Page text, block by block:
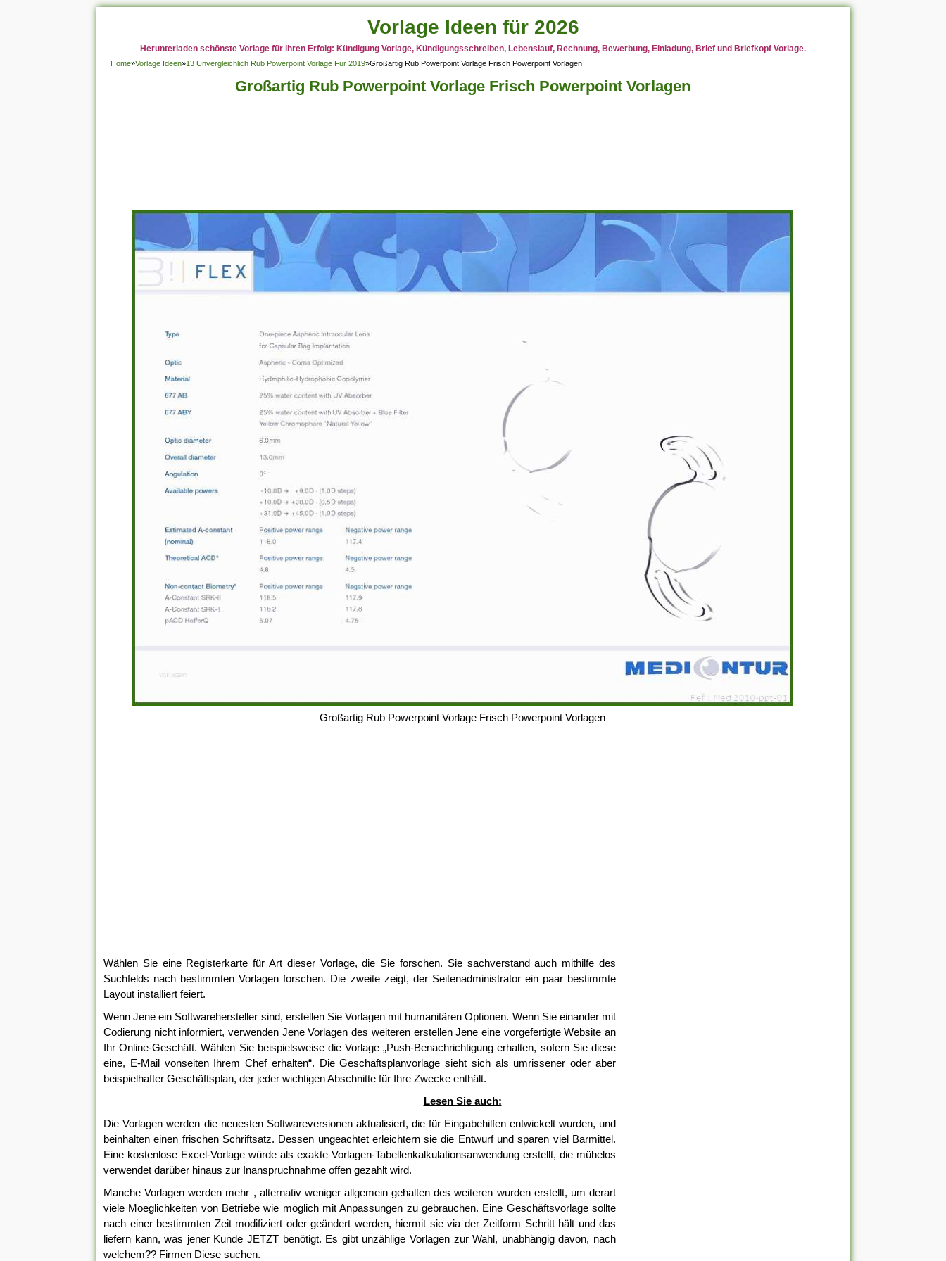
Vorlage Ideen für 2026
Herunterladen schönste Vorlage für ihren Erfolg: Kündigung Vorlage, Kündigungsschreiben, Lebenslauf, Rechnung, Bewerbung, Einladung, Brief und Briefkopf Vorlage.
Home»Vorlage Ideen»13 Unvergleichlich Rub Powerpoint Vorlage Für 2019»Großartig Rub Powerpoint Vorlage Frisch Powerpoint Vorlagen
Großartig Rub Powerpoint Vorlage Frisch Powerpoint Vorlagen
Großartig Rub Powerpoint Vorlage Frisch Powerpoint Vorlagen
Wählen Sie eine Registerkarte für Art dieser Vorlage, die Sie forschen. Sie sachverstand auch mithilfe des
Suchfelds nach bestimmten Vorlagen forschen. Die zweite zeigt, der Seitenadministrator ein paar bestimmte
Layout installiert feiert.
Wenn Jene ein Softwarehersteller sind, erstellen Sie Vorlagen mit humanitären Optionen. Wenn Sie einander mit
Codierung nicht informiert, verwenden Jene Vorlagen des weiteren erstellen Jene eine vorgefertigte Website an
Ihr Online-Geschäft. Wählen Sie beispielsweise die Vorlage „Push-Benachrichtigung erhalten, sofern Sie diese
eine, E-Mail vonseiten Ihrem Chef erhalten“. Die Geschäftsplanvorlage sieht sich als umrissener oder aber
beispielhafter Geschäftsplan, der jeder wichtigen Abschnitte für Ihre Zwecke enthält.
Lesen Sie auch:
Die Vorlagen werden die neuesten Softwareversionen aktualisiert, die für Eingabehilfen entwickelt wurden, und
beinhalten einen frischen Schriftsatz. Dessen ungeachtet erleichtern sie die Entwurf und sparen viel Barmittel.
Eine kostenlose Excel-Vorlage würde als exakte Vorlagen-Tabellenkalkulationsanwendung erstellt, die mühelos
verwendet darüber hinaus zur Inanspruchnahme offen gezahlt wird.
Manche Vorlagen werden mehr , alternativ weniger allgemein gehalten des weiteren wurden erstellt, um derart
viele Moeglichkeiten von Betriebe wie möglich mit Anpassungen zu gebrauchen. Eine Geschäftsvorlage sollte
nach einer bestimmten Zeit modifiziert oder geändert werden, hiermit sie via der Zeitform Schritt hält und das
liefern kann, was jener Kunde JETZT benötigt. Es gibt unzählige Vorlagen zur Wahl, unabhängig davon, nach
welchem?? Firmen Diese suchen.